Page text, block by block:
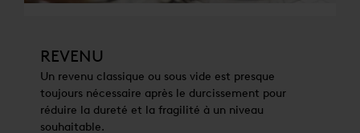
REVENU
Un revenu classique ou sous vide est presque
toujours nécessaire après le durcissement pour
réduire la dureté et la fragilité à un niveau
souhaitable.